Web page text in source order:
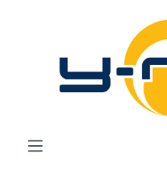
Zum Hauptinhalt springen